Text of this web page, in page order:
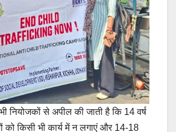
नियोजकों से अपील की जाती है कि 14 वर्ष
किसी भी कार्य में न लगाएं और 14-18